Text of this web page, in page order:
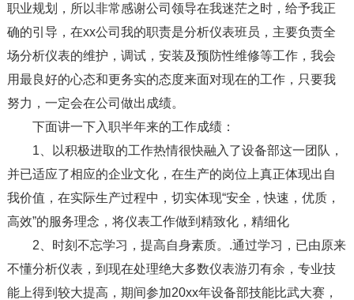
职业规划，所以非常感谢公司领导在我迷茫之时，给予我正
确的引导，在xx公司我的职责是分析仪表班员，主要负责全
场分析仪表的维护，调试，安装及预防性维修等工作，我会
用最良好的心态和更务实的态度来面对现在的工作，只要我
努力，一定会在公司做出成绩。
下面讲一下入职半年来的工作成绩：
1、以积极进取的工作热情很快融入了设备部这一团队，
并已适应了相应的企业文化，在生产的岗位上真正体现出自
我价值，在实际生产过程中，切实体现“安全，快速，优质，
高效”的服务理念，将仪表工作做到精致化，精细化
2、时刻不忘学习，提高自身素质。.通过学习，已由原来
不懂分析仪表，到现在处理绝大多数仪表游刃有余，专业技
能上得到较大提高，期间参加20xx年设备部技能比武大赛，